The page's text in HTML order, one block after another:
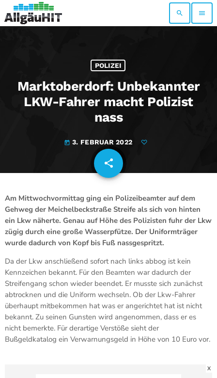
search menu
POLIZEI
Marktoberdorf: Unbekannter
LKW-Fahrer macht Polizist
nass
today 3. FEBRUAR 2022
share
email
Am Mittwochvormittag ging ein Polizeibeamter auf dem
Gehweg der Meichelbeckstraße Streife als sich von hinten
ein Lkw näherte. Genau auf Höhe des Polizisten fuhr der Lkw
zügig durch eine große Wasserpfütze. Der Uniformträger
wurde dadurch von Kopf bis Fuß nassgespritzt.
Da der Lkw anschließend sofort nach links abbog ist kein
Kennzeichen bekannt. Für den Beamten war dadurch der
Streifengang schon wieder beendet. Er musste sich zunächst
abtrocknen und die Uniform wechseln. Ob der Lkw-Fahrer
überhaupt mitbekommen hat was er angerichtet hat ist nicht
bekannt. Zu seinen Gunsten wird angenommen, dass er es
nicht bemerkte. Für derartige Verstöße sieht der
Bußgeldkatalog ein Verwarnungsgeld in Höhe von 10 Euro vor.
X